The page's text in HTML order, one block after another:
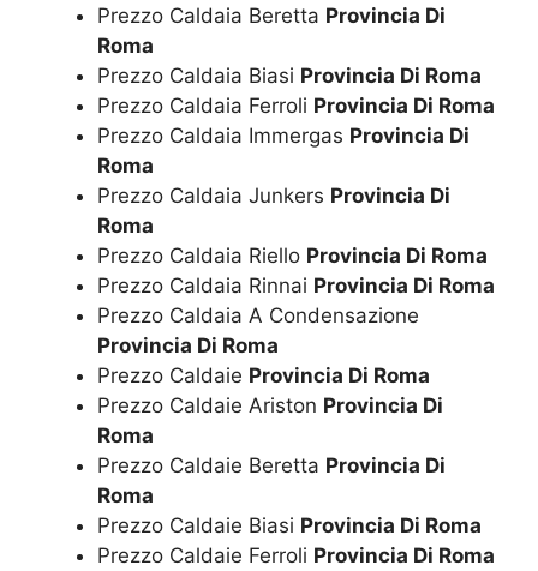
Prezzo Caldaia Beretta Provincia Di
Roma
Prezzo Caldaia Biasi Provincia Di Roma
Prezzo Caldaia Ferroli Provincia Di Roma
Prezzo Caldaia Immergas Provincia Di
Roma
Prezzo Caldaia Junkers Provincia Di
Roma
Prezzo Caldaia Riello Provincia Di Roma
Prezzo Caldaia Rinnai Provincia Di Roma
Prezzo Caldaia A Condensazione
Provincia Di Roma
Prezzo Caldaie Provincia Di Roma
Prezzo Caldaie Ariston Provincia Di
Roma
Prezzo Caldaie Beretta Provincia Di
Roma
Prezzo Caldaie Biasi Provincia Di Roma
Prezzo Caldaie Ferroli Provincia Di Roma